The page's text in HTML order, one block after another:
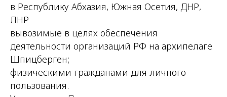
в Республику Абхазия, Южная Осетия, ДНР,
ЛНР
вывозимые в целях обеспечения
деятельности организаций РФ на архипелаге
Шпицберген;
физическими гражданами для личного
пользования.